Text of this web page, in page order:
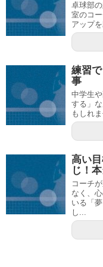
卓球部
室のコ
アップ
練習
事
中学生
する」
もしれ
高い
じ！
コーチ
なく、
いる「
し...